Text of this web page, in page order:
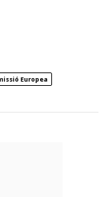
Europea